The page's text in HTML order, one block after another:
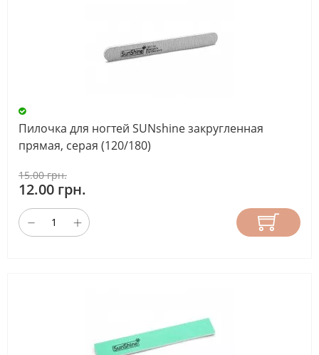
Пилочка для ногтей SUNshine закругленная
прямая, серая (120/180)
15.00 грн.
12.00 грн.